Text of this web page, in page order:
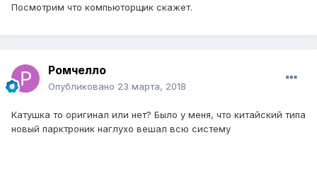
Посмотрим что компьюторщик скажет.
Ромчелло
Опубликовано 23 марта, 2018
Катушка то оригинал или нет? Было у меня, что китайский типа
новый парктроник наглухо вешал всю систему